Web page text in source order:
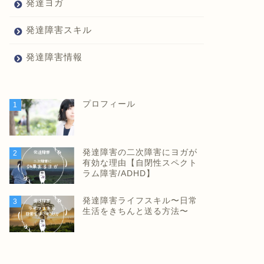
発達ヨガ
発達障害スキル
発達障害情報
1 プロフィール
2
発達障害の二次障害にヨガが
有効な理由【自閉性スペクト
ラム障害/ADHD】
3
発達障害ライフスキル〜日常
生活をきちんと送る方法〜